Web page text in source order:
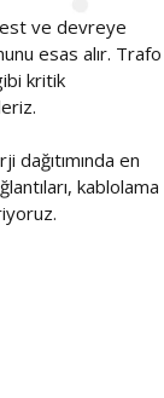
güvenli ve
ve uygulama
direk
uzun
ve devreye
esas alır. Trafo
kritik
en
kablolama
site ve
ihtiyaca uygun
hem işletme
oluşturulur.
yıllar